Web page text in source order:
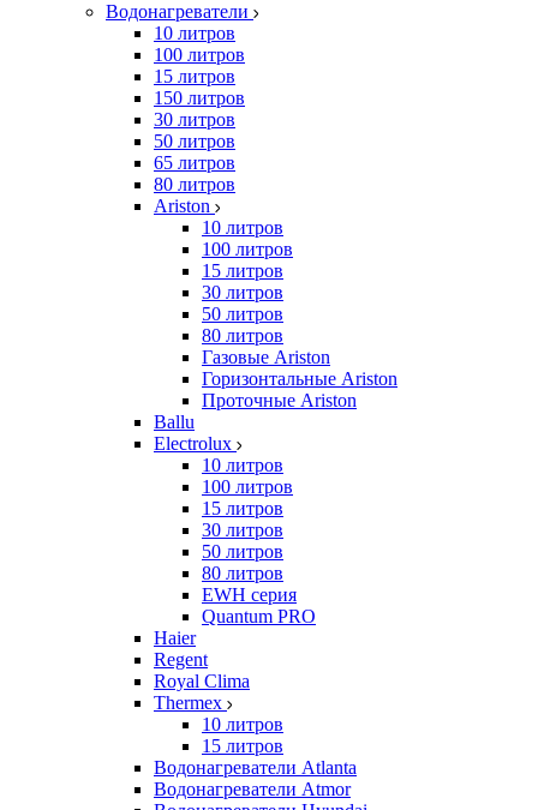
Водонагреватели
10 литров
100 литров
15 литров
150 литров
30 литров
50 литров
65 литров
80 литров
Ariston
10 литров
100 литров
15 литров
30 литров
50 литров
80 литров
Газовые Ariston
Горизонтальные Ariston
Проточные Ariston
Ballu
Electrolux
10 литров
100 литров
15 литров
30 литров
50 литров
80 литров
EWH серия
Quantum PRO
Haier
Regent
Royal Clima
Thermex
10 литров
15 литров
Водонагреватели Atlanta
Водонагреватели Atmor